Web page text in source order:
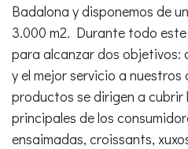
Badalona y disponemos de
3.000 m2. Durante todo
para alcanzar dos objetivos:
y el mejor servicio a
productos se dirigen a cubrir
principales de los
ensaimadas, croissants,